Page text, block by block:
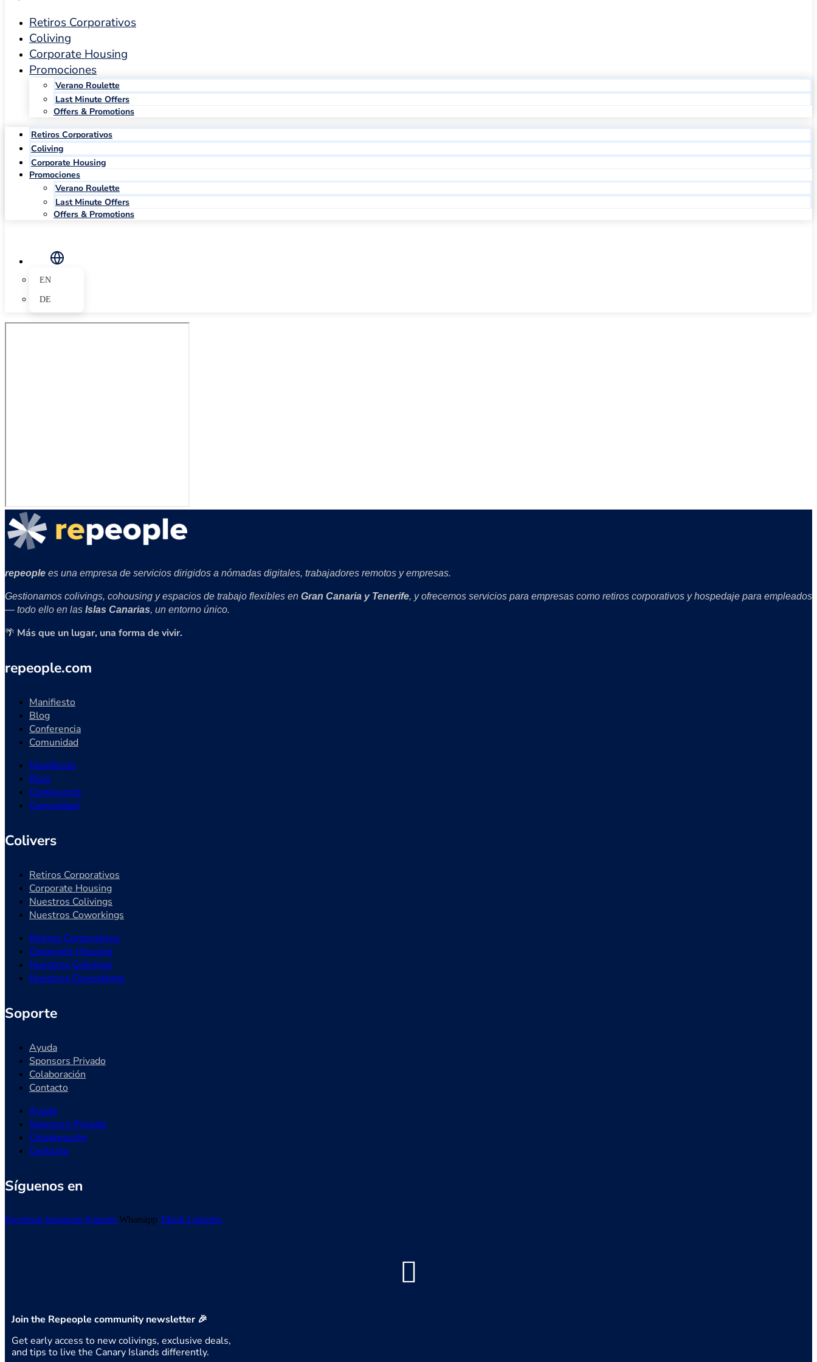
Retiros Corporativos
Coliving
Corporate Housing
Promociones
Verano Roulette
Last Minute Offers
Offers & Promotions
Retiros Corporativos
Coliving
Corporate Housing
Promociones
Verano Roulette
Last Minute Offers
Offers & Promotions
EN
DE
repeople es una empresa de servicios dirigidos a nómadas digitales, trabajadores remotos y empresas.
Gestionamos colivings, cohousing y espacios de trabajo flexibles en Gran Canaria y Tenerife, y ofrecemos servicios para empresas como retiros corporativos y hospedaje para empleados
— todo ello en las Islas Canarias, un entorno único.
🌴 Más que un lugar, una forma de vivir.
repeople.com
Manifiesto
Blog
Conferencia
Comunidad
Manifiesto
Blog
Conferencia
Comunidad
Colivers
Retiros Corporativos
Corporate Housing
Nuestros Colivings
Nuestros Coworkings
Retiros Corporativos
Corporate Housing
Nuestros Colivings
Nuestros Coworkings
Soporte
Ayuda
Sponsors Privado
Colaboración
Contacto
Ayuda
Sponsors Privado
Colaboración
Contacto
Síguenos en
Facebook InstagramYoutube Whatsapp Tiktok Linkedin
Join the Repeople community newsletter 🎉
Get early access to new colivings, exclusive deals,
and tips to live the Canary Islands differently.